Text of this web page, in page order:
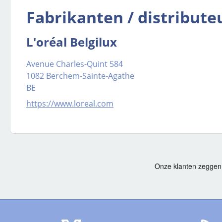
Fabrikanten /
L'oréal Belgilux
Avenue Charles-Quint 584
1082 Berchem-Sainte-Agathe
BE
https://www.loreal.com